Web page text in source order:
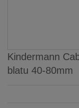
Kindermann
blatu 40-80mm